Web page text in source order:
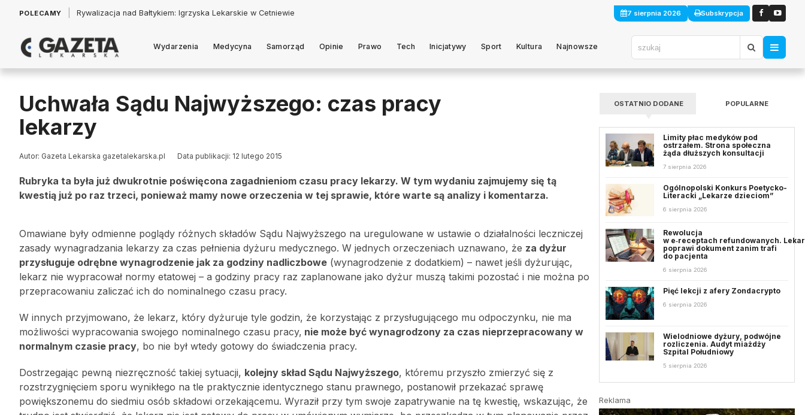
POLECAMY Łukasz Jankowski: Politycy w pogoni za króliczkiem 7 sierpnia 2026 Subskrypcja
Wydarzenia Medycyna Samorząd Opinie Prawo Tech Inicjatywy Sport Kultura Najnowsze
Uchwała Sądu Najwyższego: czas pracy
lekarzy
Autor: Gazeta Lekarska gazetalekarska.pl Data publikacji: 12 lutego 2015
Rubryka ta była już dwukrotnie poświęcona zagadnieniom czasu pracy lekarzy. W tym wydaniu zajmujemy się tą
kwestią już po raz trzeci, ponieważ mamy nowe orzeczenia w tej sprawie, które warte są analizy i komentarza.
Omawiane były odmienne poglądy różnych składów Sądu Najwyższego na uregulowane w ustawie o działalności leczniczej
zasady wynagradzania lekarzy za czas pełnienia dyżuru medycznego. W jednych orzeczeniach uznawano, że za dyżur
przysługuje odrębne wynagrodzenie jak za godziny nadliczbowe (wynagrodzenie z dodatkiem) – nawet jeśli dyżurując,
lekarz nie wypracował normy etatowej – a godziny pracy raz zaplanowane jako dyżur muszą takimi pozostać i nie można po
przepracowaniu zaliczać ich do nominalnego czasu pracy.
W innych przyjmowano, że lekarz, który dyżuruje tyle godzin, że korzystając z przysługującego mu odpoczynku, nie ma
możliwości wypracowania swojego nominalnego czasu pracy, nie może być wynagrodzony za czas nieprzepracowany w
normalnym czasie pracy, bo nie był wtedy gotowy do świadczenia pracy.
Dostrzegając pewną niezręczność takiej sytuacji, kolejny skład Sądu Najwyższego, któremu przyszło zmierzyć się z
rozstrzygnięciem sporu wynikłego na tle praktycznie identycznego stanu prawnego, postanowił przekazać sprawę
powiększonemu do siedmiu osób składowi orzekającemu. Wyraził przy tym swoje zapatrywanie na tę kwestię, wskazując, że
OSTATNIO DODANE POPULARNE
Limity płac medyków pod
ostrzałem. Strona społeczna
żąda dłuższych konsultacji
7 sierpnia 2026
Ogólnopolski Konkurs Poetycko-
Literacki „Lekarze dzieciom”
6 sierpnia 2026
Rewolucja
w e‑receptach refundowanych.
poprawi dokument zanim trafi
do pacjenta
6 sierpnia 2026
Pięć lekcji z afery Zondacrypto
6 sierpnia 2026
Wielodniowe dyżury, podwójne
rozliczenia. Audyt miażdży
Szpital Południowy
5 sierpnia 2026
Reklama